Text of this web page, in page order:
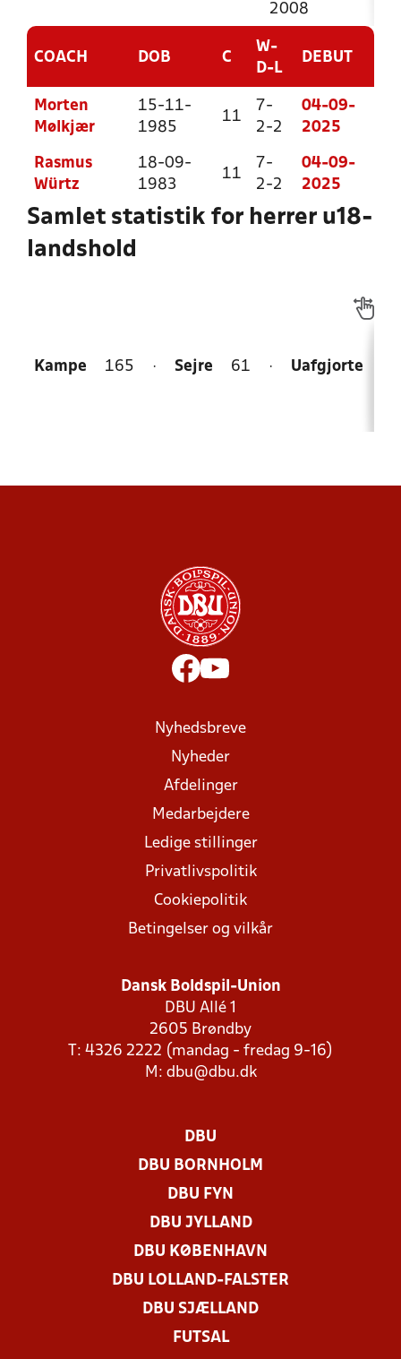
2008
COACH DOB C
W-
D-L
DEBUT
Morten
Mølkjær
15-11-
1985
11
7-
2-2
04-09-
2025
Rasmus
Würtz
18-09-
1983
11
7-
2-2
04-09-
2025
Samlet statistik for herrer u18-
landshold
Kampe 165 · Sejre 61 · Uafgjorte
Nyhedsbreve
Nyheder
Afdelinger
Medarbejdere
Ledige stillinger
Privatlivspolitik
Cookiepolitik
Betingelser og vilkår
Dansk Boldspil-Union
DBU Allé 1
2605 Brøndby
T: 4326 2222 (mandag - fredag 9-16)
M: dbu@dbu.dk
DBU
DBU BORNHOLM
DBU FYN
DBU JYLLAND
DBU KØBENHAVN
DBU LOLLAND-FALSTER
DBU SJÆLLAND
FUTSAL